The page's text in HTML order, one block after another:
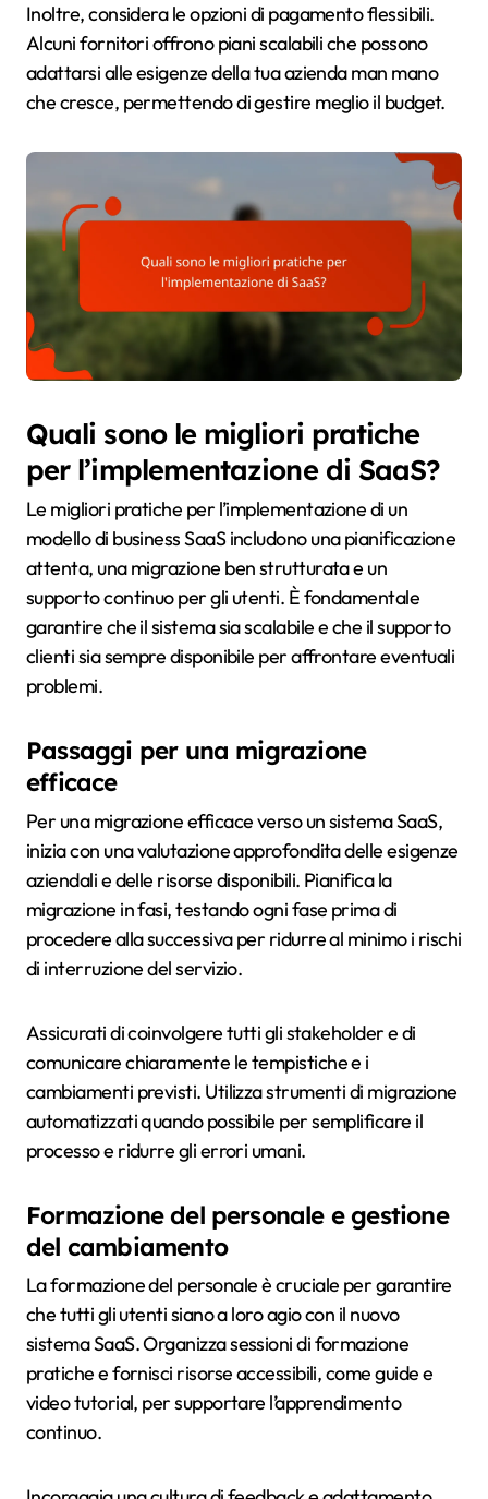
Inoltre, considera le opzioni di pagamento flessibili.
Alcuni fornitori offrono piani scalabili che possono
adattarsi alle esigenze della tua azienda man mano
che cresce, permettendo di gestire meglio il budget.
Quali sono le migliori pratiche
per l’implementazione di SaaS?
Le migliori pratiche per l’implementazione di un
modello di business SaaS includono una pianificazione
attenta, una migrazione ben strutturata e un
supporto continuo per gli utenti. È fondamentale
garantire che il sistema sia scalabile e che il supporto
clienti sia sempre disponibile per affrontare eventuali
problemi.
Passaggi per una migrazione
efficace
Per una migrazione efficace verso un sistema SaaS,
inizia con una valutazione approfondita delle esigenze
aziendali e delle risorse disponibili. Pianifica la
migrazione in fasi, testando ogni fase prima di
procedere alla successiva per ridurre al minimo i rischi
di interruzione del servizio.
Assicurati di coinvolgere tutti gli stakeholder e di
comunicare chiaramente le tempistiche e i
cambiamenti previsti. Utilizza strumenti di migrazione
automatizzati quando possibile per semplificare il
processo e ridurre gli errori umani.
Formazione del personale e gestione
del cambiamento
La formazione del personale è cruciale per garantire
che tutti gli utenti siano a loro agio con il nuovo
sistema SaaS. Organizza sessioni di formazione
pratiche e fornisci risorse accessibili, come guide e
video tutorial, per supportare l’apprendimento
continuo.